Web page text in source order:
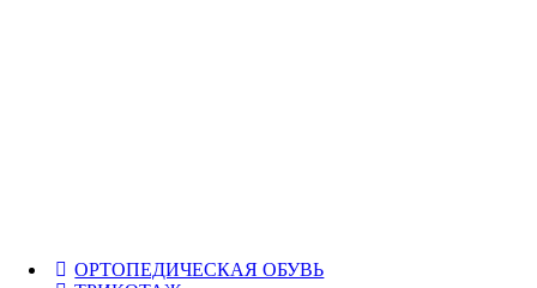
ОРТОПЕДИЧЕСКАЯ ОБУВЬ